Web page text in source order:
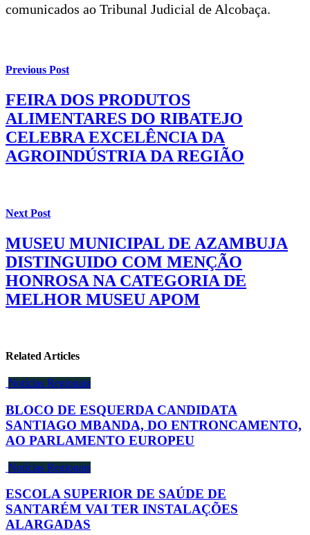
comunicados ao Tribunal Judicial de Alcobaça.
Previous Post
FEIRA DOS PRODUTOS
ALIMENTARES DO RIBATEJO
CELEBRA EXCELÊNCIA DA
AGROINDÚSTRIA DA REGIÃO
Next Post
MUSEU MUNICIPAL DE AZAMBUJA
DISTINGUIDO COM MENÇÃO
HONROSA NA CATEGORIA DE
MELHOR MUSEU APOM
Related Articles
Notícias Regionais
BLOCO DE ESQUERDA CANDIDATA
SANTIAGO MBANDA, DO ENTRONCAMENTO,
AO PARLAMENTO EUROPEU
Notícias Regionais
ESCOLA SUPERIOR DE SAÚDE DE
SANTARÉM VAI TER INSTALAÇÕES
ALARGADAS